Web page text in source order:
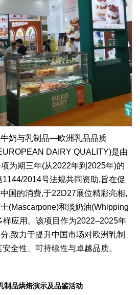
奶与乳制品—欧洲乳品品质
DAIRY QUALITY)是由
为期三年(从2022年到2025年)的
2014号法规共同资助,旨在促
国的消费,于22D27展位精彩亮相,
(Mascarpone)和淡奶油(Whipping
样应用。该项目作为2022–2025年
,致力于提升中国市场对欧洲乳制
全性、可持续性与卓越品质。
制品烘焙演示及品鉴活动